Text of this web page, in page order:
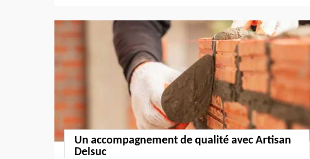
Un accompagnement de qualité avec Artisan
Delsuc